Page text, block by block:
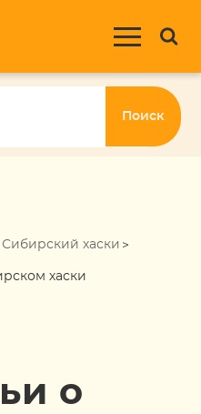
Поиск
Сибирский хаски
хаски
о